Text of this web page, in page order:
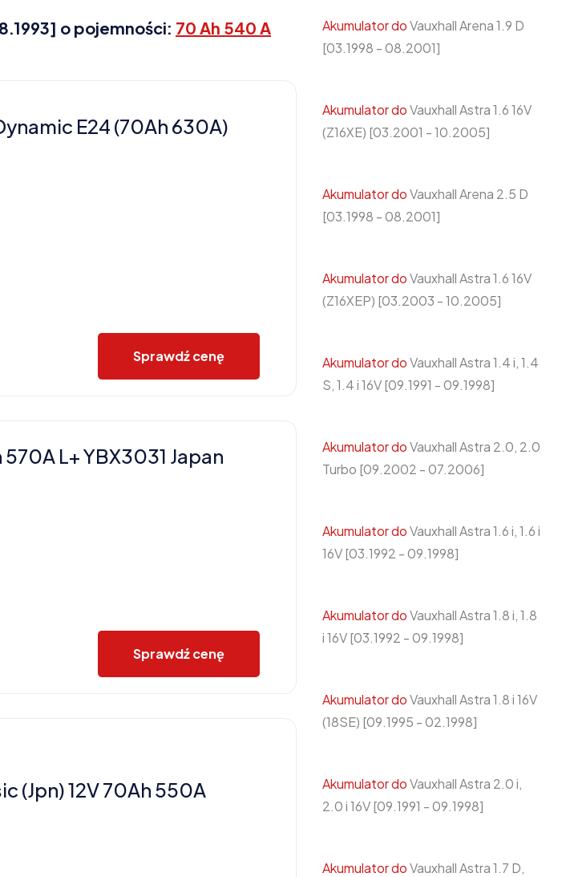
o pojemności: 70 Ah 540 A
E24 (70Ah 630A)
Sprawdź cenę
L+ YBX3031 Japan
Sprawdź cenę
(Jpn) 12V 70Ah 550A
Akumulator doVauxhall Arena 1.9 D
[03.1998 - 08.2001]
Akumulator doVauxhall Astra 1.6 16V
(Z16XE) [03.2001 - 10.2005]
Akumulator doVauxhall Arena 2.5 D
[03.1998 - 08.2001]
Akumulator doVauxhall Astra 1.6 16V
(Z16XEP) [03.2003 - 10.2005]
Akumulator doVauxhall Astra 1.4 i, 1.4
S, 1.4 i 16V [09.1991 - 09.1998]
Akumulator doVauxhall Astra 2.0, 2.0
Turbo [09.2002 - 07.2006]
Akumulator doVauxhall Astra 1.6 i, 1.6 i
16V [03.1992 - 09.1998]
Akumulator doVauxhall Astra 1.8 i, 1.8
i 16V [03.1992 - 09.1998]
Akumulator doVauxhall Astra 1.8 i 16V
(18SE) [09.1995 - 02.1998]
Akumulator doVauxhall Astra 2.0 i,
2.0 i 16V [09.1991 - 09.1998]
Akumulator doVauxhall Astra 1.7 D,